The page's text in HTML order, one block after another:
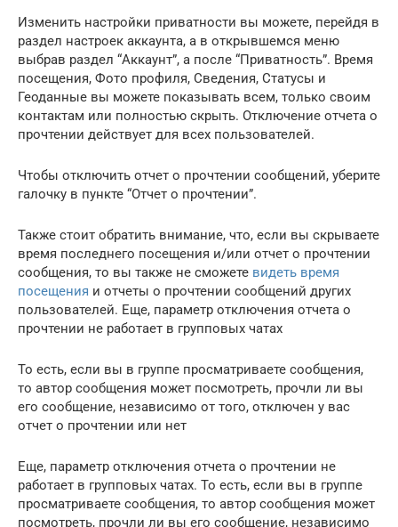
Изменить настройки приватности вы можете, перейдя в
раздел настроек аккаунта, а в открывшемся меню
выбрав раздел “Аккаунт”, а после “Приватность”. Время
посещения, Фото профиля, Сведения, Статусы и
Геоданные вы можете показывать всем, только своим
контактам или полностью скрыть. Отключение отчета о
прочтении действует для всех пользователей.
Чтобы отключить отчет о прочтении сообщений, уберите
галочку в пункте “Отчет о прочтении”.
Также стоит обратить внимание, что, если вы скрываете
время последнего посещения и/или отчет о прочтении
сообщения, то вы также не сможете видеть время
посещения и отчеты о прочтении сообщений других
пользователей. Еще, параметр отключения отчета о
прочтении не работает в групповых чатах
То есть, если вы в группе просматриваете сообщения,
то автор сообщения может посмотреть, прочли ли вы
его сообщение, независимо от того, отключен у вас
отчет о прочтении или нет
Еще, параметр отключения отчета о прочтении не
работает в групповых чатах. То есть, если вы в группе
просматриваете сообщения, то автор сообщения может
посмотреть, прочли ли вы его сообщение, независимо